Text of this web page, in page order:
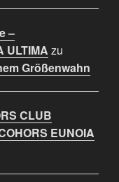
–
ULTIMA zu
Größenwahn
CLUB
EUNOIA